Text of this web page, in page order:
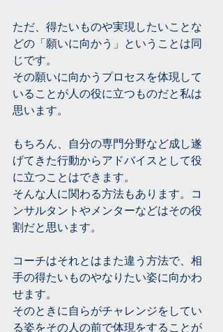
ただ、得たいものや実現したいことな
どの「願いに向かう」ということは同
じです。
その願いに向かうプロセスを体現して
いることが人の役に立つものだと私は
思います。
もちろん、自分の専門分野など成し遂
げてきた行動からアドバイスとして役
に立つことはできます。
そんな人に関わる方法もあります。コ
ンサルタントやメンターなどはその役
割だと思います。
コーチはそれとはまた違う方法で、相
手の得たいものやなりたい姿に向かわ
せます。
そのときに自らがチャレンジをしてい
る姿をその人の前で体現をすることが